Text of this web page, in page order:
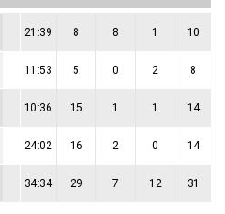
21:39 8 8 1 10
11:53 5 0 2 8
10:36 15 1 1 14
24:02 16 2 0 14
34:34 29 7 12 31